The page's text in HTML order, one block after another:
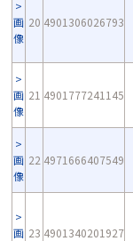
画
像
20 4901306026793
画
像
21 4901777241145
画
像
22 4971666407549
画 23 4901340201927